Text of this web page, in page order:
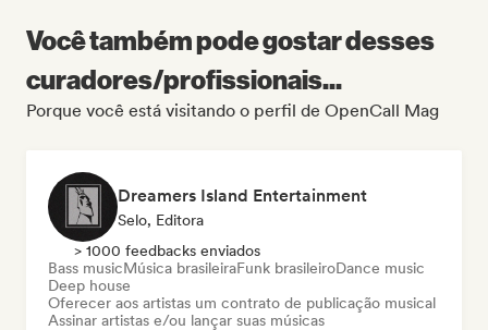
Você também pode gostar desses
curadores/profissionais...
Porque você está visitando o perfil de OpenCall Mag
Dreamers Island Entertainment
Selo, Editora
> 1000 feedbacks enviados
Bass musicMúsica brasileiraFunk brasileiroDance music
Deep house
Oferecer aos artistas um contrato de publicação musical
Assinar artistas e/ou lançar suas músicas